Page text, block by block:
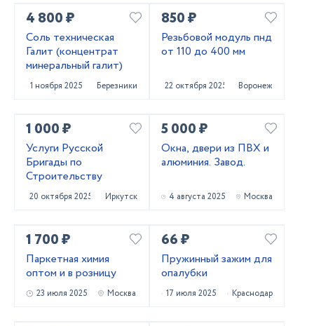
4 800 ₽
Соль техническая
Галит (концентрат
минеральный галит)
1 ноября 2025 Березники
850 ₽
Резьбовой модуль пнд
от 110 до 400 мм
22 октября 2025 Воронеж
1 000 ₽
Услуги Русской
Бригады по
Строительству
20 октября 2025 Иркутск
5 000 ₽
Окна, двери из ПВХ и
алюминия. Завод.
4 августа 2025 Москва
1 700 ₽
Паркетная химия
оптом и в розницу
23 июля 2025 Москва
66 ₽
Пружинный зажим для
опалубки
17 июля 2025 Краснодар